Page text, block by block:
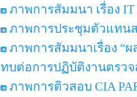
ภาพการสัมมนา เรื่อง IT
ภาพการประชุมตัวแทน
ภาพการสัมมนาเรื่อง “
ทบต่อการปฏิบัติงานตรวจ
ภาพการติวสอบ CIA